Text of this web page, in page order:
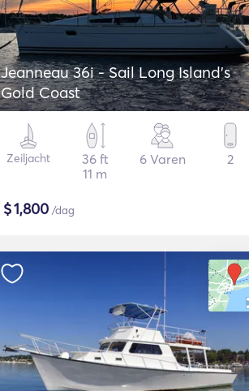
Jeanneau 36i - Sail Long Island's
Gold Coast
Zeiljacht
36 ft
11 m
6 Varen 2
$1,800 /dag